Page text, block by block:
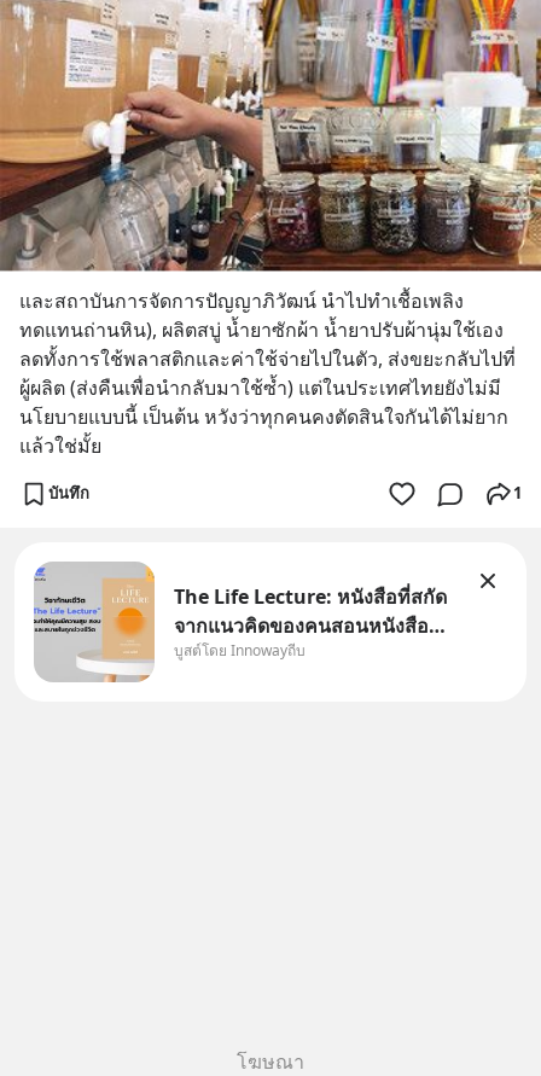
และสถาบันการจัดการปัญญาภิวัฒน์ นำไปทำเชื้อเพลิง
ทดแทนถ่านหิน), ผลิตสบู่ น้ำยาซักผ้า น้ำยาปรับผ้านุ่มใช้เอง
ลดทั้งการใช้พลาสติกและค่าใช้จ่ายไปในตัว, ส่งขยะกลับไปที่
ผู้ผลิต (ส่งคืนเพื่อนำกลับมาใช้ซ้ำ) แต่ในประเทศไทยยังไม่มี
นโยบายแบบนี้ เป็นต้น หวังว่าทุกคนคงตัดสินใจกันได้ไม่ยาก
แล้วใช่มั้ย
บันทึก 1
The Life Lecture: หนังสือที่สกัด
จากแนวคิดของคนสอนหนังสือ
สวัสดีครับเพื่อนๆชาว
บูสต์โดย Innowayถีบ
โฆษณา